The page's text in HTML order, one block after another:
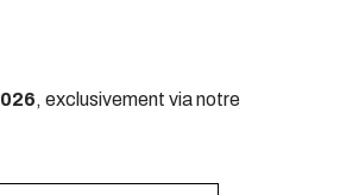
, exclusivement via notre